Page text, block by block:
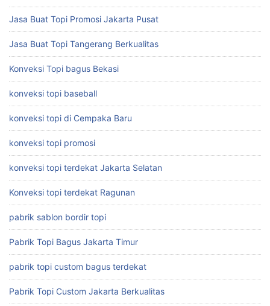
Jasa Buat Topi Promosi Jakarta Pusat
Jasa Buat Topi Tangerang Berkualitas
Konveksi Topi bagus Bekasi
konveksi topi baseball
konveksi topi di Cempaka Baru
konveksi topi promosi
konveksi topi terdekat Jakarta Selatan
Konveksi topi terdekat Ragunan
pabrik sablon bordir topi
Pabrik Topi Bagus Jakarta Timur
pabrik topi custom bagus terdekat
Pabrik Topi Custom Jakarta Berkualitas